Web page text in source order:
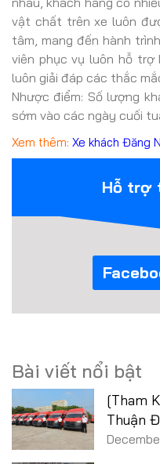
vật chất trên xe luôn
tâm, mang đến hành
viên phục vụ luôn hỗ trợ
luôn giải đáp các thắc
Nhược điểm: Số lượng
sớm vào các ngày cuối
Xem thêm: Xe khách Đăng
Hỗ trợ
Bài viết nổi bật
[Tham
Thuận